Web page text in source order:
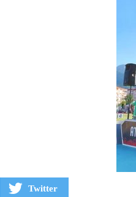
Twitter